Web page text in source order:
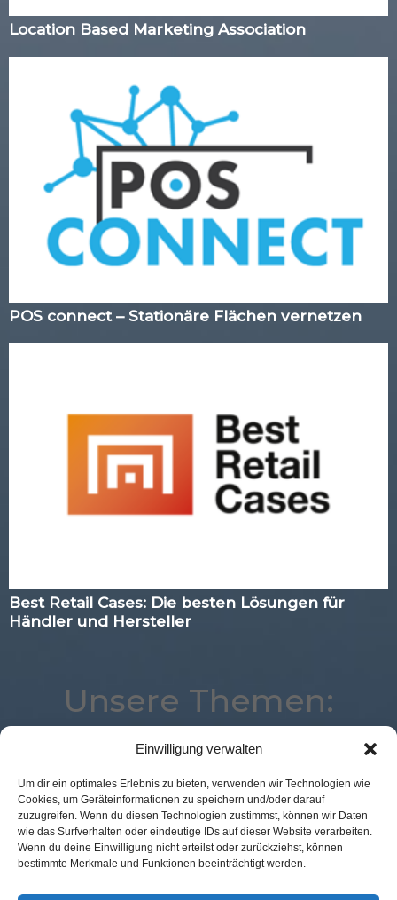
Einwilligung verwalten
Um dir ein optimales Erlebnis zu bieten, verwenden wir Technologien wie
Cookies, um Geräteinformationen zu speichern und/oder darauf
zuzugreifen. Wenn du diesen Technologien zustimmst, können wir Daten
wie das Surfverhalten oder eindeutige IDs auf dieser Website verarbeiten.
Wenn du deine Einwilligung nicht erteilst oder zurückziehst, können
bestimmte Merkmale und Funktionen beeinträchtigt werden.
Location Based Marketing Association
POS connect – Stationäre Flächen vernetzen
Best Retail Cases: Die besten Lösungen für
Händler und Hersteller
Unsere Themen:
Augmented Reality Studie Location
Digital
Corona
Logistik Expertenwissen
Advertising
Mobile
Best Retail Cases
eCommerce
Commerce
Künstliche Intelligenz
Marketing